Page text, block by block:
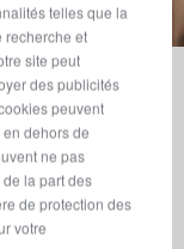
plus facile
à vous aider à
pour votre
telles que la
recherche et
site peut
des publicités
peuvent
dehors de
ne pas
la part des
de protection des
votre